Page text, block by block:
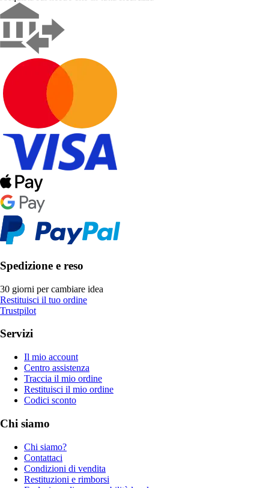
Spedizione e reso
30 giorni per cambiare idea
Restituisci il tuo ordine
Trustpilot
Servizi
Il mio account
Centro assistenza
Traccia il mio ordine
Restituisci il mio ordine
Codici sconto
Chi siamo
Chi siamo?
Contattaci
Condizioni di vendita
Restituzioni e rimborsi